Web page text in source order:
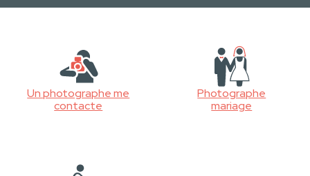
Un photographe me
contacte
Photographe
mariage